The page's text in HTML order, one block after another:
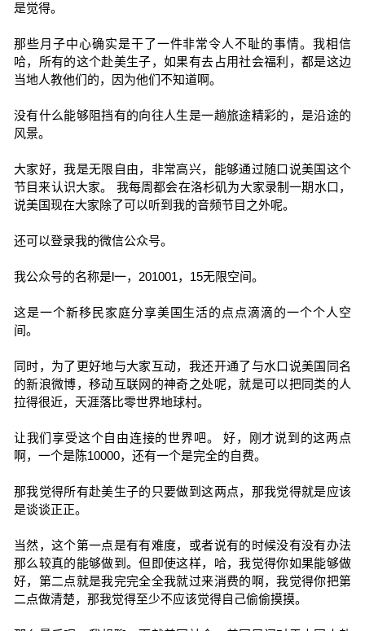
是觉得。
那些月子中心确实是干了一件非常令人不耻的事情。我相信
哈，所有的这个赴美生子，如果有去占用社会福利，都是这边
当地人教他们的，因为他们不知道啊。
没有什么能够阻挡有的向往人生是一趟旅途精彩的，是沿途的
风景。
大家好，我是无限自由，非常高兴，能够通过随口说美国这个
节目来认识大家。 我每周都会在洛杉矶为大家录制一期水口，
说美国现在大家除了可以听到我的音频节目之外呢。
还可以登录我的微信公众号。
我公众号的名称是l一，201001，15无限空间。
这是一个新移民家庭分享美国生活的点点滴滴的一个个人空
间。
同时，为了更好地与大家互动，我还开通了与水口说美国同名
的新浪微博，移动互联网的神奇之处呢，就是可以把同类的人
拉得很近，天涯落比零世界地球村。
让我们享受这个自由连接的世界吧。 好，刚才说到的这两点
啊，一个是陈10000，还有一个是完全的自费。
那我觉得所有赴美生子的只要做到这两点，那我觉得就是应该
是谈谈正正。
当然，这个第一点是有有难度，或者说有的时候没有没有办法
那么较真的能够做到。但即使这样，哈，我觉得你如果能够做
好，第二点就是我完完全全我就过来消费的啊，我觉得你把第
二点做清楚，那我觉得至少不应该觉得自己偷偷摸摸。